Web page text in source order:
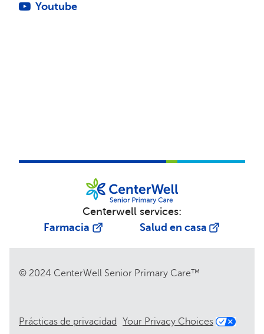
Youtube
Centerwell services:
Farmacia
Salud en casa
© 2024 CenterWell Senior Primary Care™
Prácticas de privacidad Your Privacy Choices